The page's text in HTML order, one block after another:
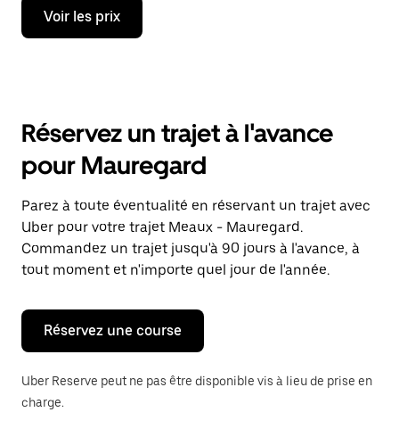
Appuyez
la
ouvrir
calendrier
et
sélectionner
une
date.
Appuyez
sur
la
Échap
pour
fermer
calendrier.
Voir les prix
Réservez un trajet à l'avance
pour Mauregard
Parez à toute éventualité en réservant un trajet avec
Uber pour votre trajet Meaux - Mauregard.
Commandez un trajet jusqu'à 90 jours à l'avance, à
tout moment et n'importe quel jour de l'année.
Réservez une course
Uber Reserve peut ne pas être disponible vis à lieu de prise en
charge.